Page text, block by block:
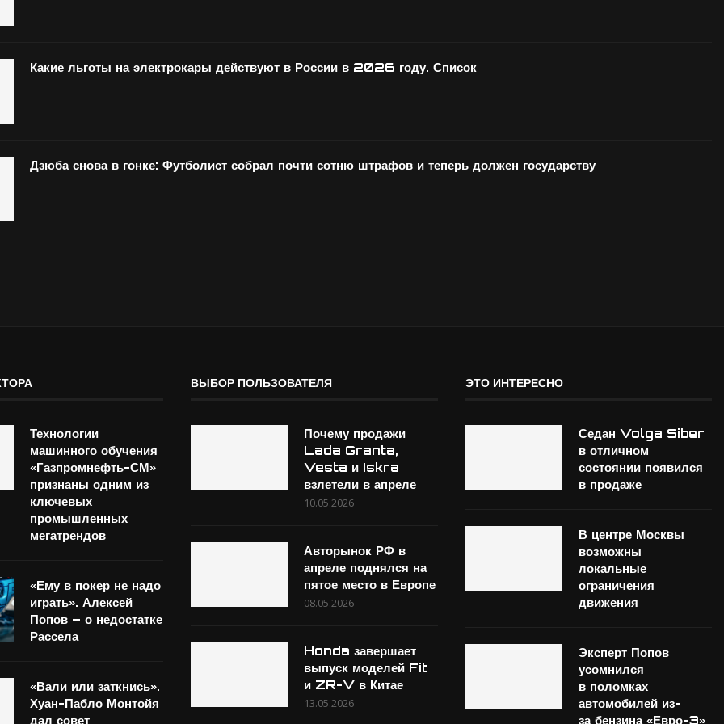
Какие льготы на электрокары действуют в России в 2026 году. Список
Дзюба снова в гонке: Футболист собрал почти сотню штрафов и теперь должен государству
Технологии
машинного обучения
«Газпромнефть-СМ»
признаны одним из
ключевых
промышленных
мегатрендов
«Ему в покер не надо
играть». Алексей
Попов – о недостатке
Рассела
«Вали или заткнись».
Хуан-Пабло Монтойя
дал совет
ВЫБОР ПОЛЬЗОВАТЕЛЯ
Почему продажи
Lada Granta,
Vesta и Iskra
взлетели в апреле
10.05.2026
Авторынок РФ в
апреле поднялся на
пятое место в Европе
08.05.2026
Honda завершает
выпуск моделей Fit
и ZR-V в Китае
13.05.2026
ЭТО ИНТЕРЕСНО
Седан Volga Siber
в отличном
состоянии появился
в продаже
В центре Москвы
возможны
локальные
ограничения
движения
Эксперт Попов
усомнился
в поломках
автомобилей из-
за бензина «Евро-3»